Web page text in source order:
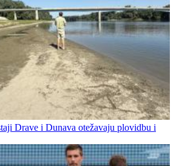
Drave i Dunava otežavaju plovidbu i